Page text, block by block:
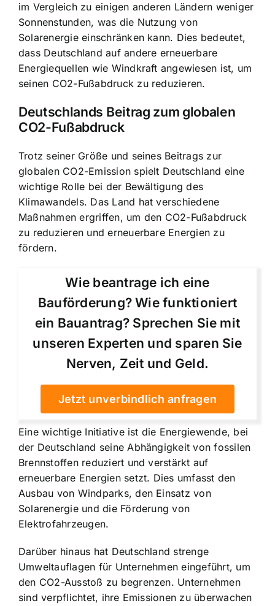
im Vergleich zu einigen anderen Ländern weniger
Sonnenstunden, was die Nutzung von
Solarenergie einschränken kann. Dies bedeutet,
dass Deutschland auf andere erneuerbare
Energiequellen wie Windkraft angewiesen ist, um
seinen CO2-Fußabdruck zu reduzieren.
Deutschlands Beitrag zum globalen
CO2-Fußabdruck
Trotz seiner Größe und seines Beitrags zur
globalen CO2-Emission spielt Deutschland eine
wichtige Rolle bei der Bewältigung des
Klimawandels. Das Land hat verschiedene
Maßnahmen ergriffen, um den CO2-Fußabdruck
zu reduzieren und erneuerbare Energien zu
fördern.
Wie beantrage ich eine
Bauförderung? Wie funktioniert
ein Bauantrag? Sprechen Sie mit
unseren Experten und sparen Sie
Nerven, Zeit und Geld.
Jetzt unverbindlich anfragen
Eine wichtige Initiative ist die Energiewende, bei
der Deutschland seine Abhängigkeit von fossilen
Brennstoffen reduziert und verstärkt auf
erneuerbare Energien setzt. Dies umfasst den
Ausbau von Windparks, den Einsatz von
Solarenergie und die Förderung von
Elektrofahrzeugen.
Darüber hinaus hat Deutschland strenge
Umweltauflagen für Unternehmen eingeführt, um
den CO2-Ausstoß zu begrenzen. Unternehmen
sind verpflichtet, ihre Emissionen zu überwachen